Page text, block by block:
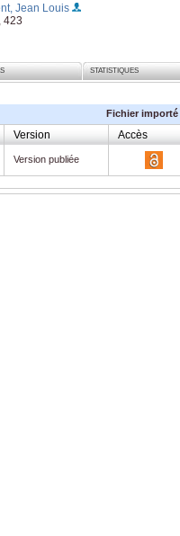
Jean Louis
423
STATISTIQUES
Fichier importé
Version Accès
Version publiée